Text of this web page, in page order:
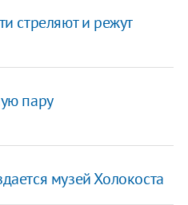
стреляют и режут
пару
музей Холокоста